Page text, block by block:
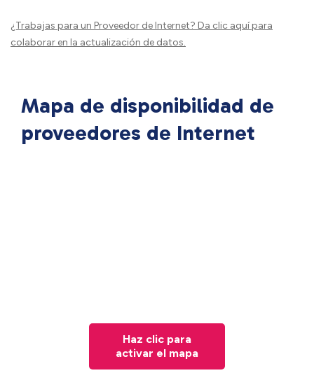
¿Trabajas para un Proveedor de Internet? Da clic aquípara
colaborar en la actualización de datos.
Mapa de disponibilidad de
proveedores de Internet
Haz clic para
activar el mapa